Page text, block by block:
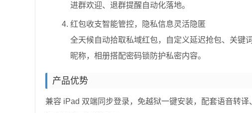
进群欢迎、退群提醒自动化落地。
红包收支智能管控，隐私信息灵活隐匿
全天候自动拾取私域红包，自定义延迟抢包、关键
昵称，相册搭配密码锁防护私密内容。
产品优势
兼容 iPad 双端同步登录，免越狱一键安装，配套语音转